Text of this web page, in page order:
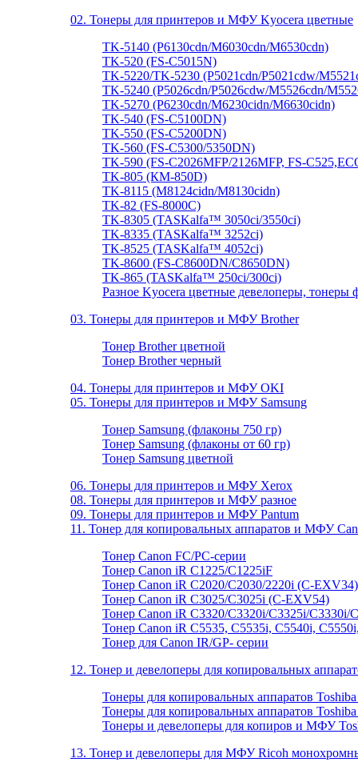
02. Тонеры для принтеров и МФУ Kyocera цветные
TK-5140 (P6130cdn/M6030cdn/M6530cdn)
TK-520 (FS-C5015N)
TK-5220/TK-5230 (P5021cdn/P5021cdw/
TK-5240 (P5026cdn/P5026cdw/M5526cdn/
TK-5270 (P6230cdn/M6230cidn/M6630cidn)
TK-540 (FS-C5100DN)
TK-550 (FS-C5200DN)
TK-560 (FS-C5300/5350DN)
TK-590 (FS-C2026MFP/2126MFP, FS-
TK-805 (КМ-850D)
TK-8115 (M8124cidn/M8130cidn)
TK-82 (FS-8000С)
TK-8305 (TASKalfa™ 3050ci/3550ci)
TK-8335 (TASKalfa™ 3252ci)
TK-8525 (TASKalfa™ 4052ci)
TK-8600 (FS-C8600DN/C8650DN)
TK-865 (TASKalfa™ 250ci/300ci)
Разное Kyocera цветные девелоперы, тонеры
03. Тонеры для принтеров и МФУ Brother
Тонер Brother цветной
Тонер Brother черный
04. Тонеры для принтеров и МФУ OKI
05. Тонеры для принтеров и МФУ Samsung
Тонер Samsung (флаконы 750 гр)
Тонер Samsung (флаконы от 60 гр)
Тонер Samsung цветной
06. Тонеры для принтеров и МФУ Xerox
08. Тонеры для принтеров и МФУ разное
09. Тонеры для принтеров и МФУ Pantum
11. Тонер для копировальных аппаратов и МФУ
Тонер Canon FC/PC-серии
Тонер Canon iR C1225/C1225iF
Тонер Canon iR C2020/C2030/2220i (C-EXV34)
Тонер Canon iR C3025/C3025i (C-EXV54)
Тонер Canon iR C3320/C3320i/C3325i/
Тонер Canon iR C5535, C5535i, C5540i,
Тонер для Canon IR/GP- серии
12. Тонер и девелоперы для копировальных
Тонеры для копировальных аппаратов
Тонеры для копировальных аппаратов
Тонеры и девелоперы для копиров и МФУ
13. Тонер и девелоперы для МФУ Ricoh